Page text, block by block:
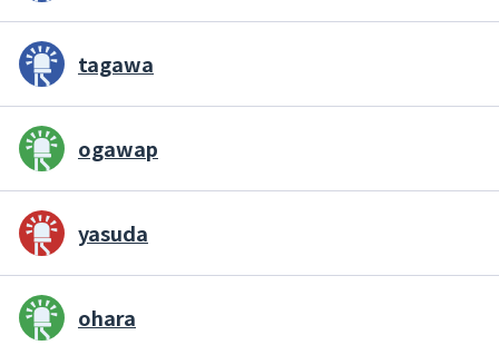
tagawa
ogawap
yasuda
ohara